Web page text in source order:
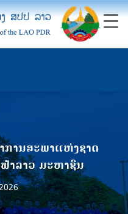
ການສະພາແຫ່ງຊາດ
າລາວ ມະຫາຊົນ